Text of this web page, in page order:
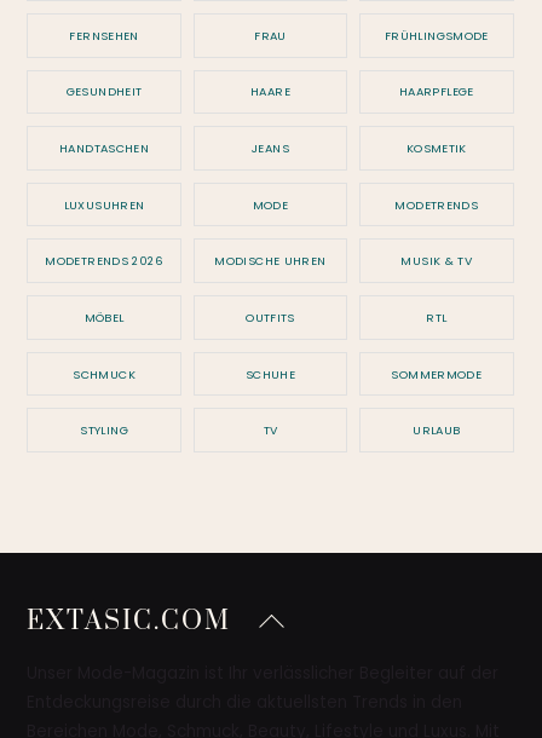
FERNSEHEN FRAU FRÜHLINGSMODE
GESUNDHEIT HAARE HAARPFLEGE
HANDTASCHEN JEANS KOSMETIK
LUXUSUHREN MODE MODETRENDS
MODETRENDS 2026 MODISCHE UHREN MUSIK & TV
MÖBEL OUTFITS RTL
SCHMUCK SCHUHE SOMMERMODE
STYLING TV URLAUB
Back
EXTASIC.COM